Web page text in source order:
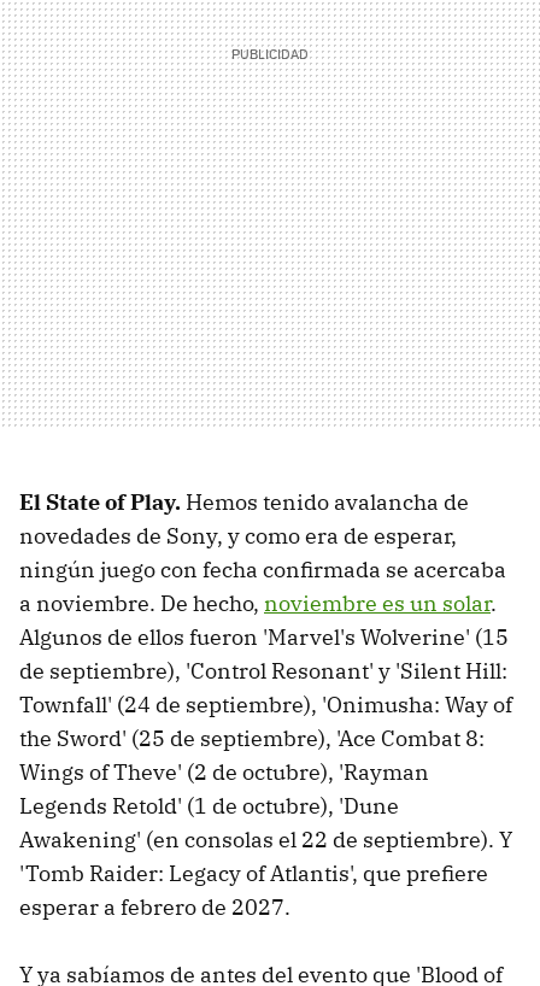
El State of Play. Hemos tenido avalancha de
novedades de Sony, y como era de esperar,
ningún juego con fecha confirmada se acercaba
a noviembre. De hecho, noviembre es un solar.
Algunos de ellos fueron 'Marvel's Wolverine' (15
de septiembre), 'Control Resonant' y 'Silent Hill:
Townfall' (24 de septiembre), 'Onimusha: Way of
the Sword' (25 de septiembre), 'Ace Combat 8:
Wings of Theve' (2 de octubre), 'Rayman
Legends Retold' (1 de octubre), 'Dune
Awakening' (en consolas el 22 de septiembre). Y
'Tomb Raider: Legacy of Atlantis', que prefiere
esperar a febrero de 2027.
Y ya sabíamos de antes del evento que 'Blood of